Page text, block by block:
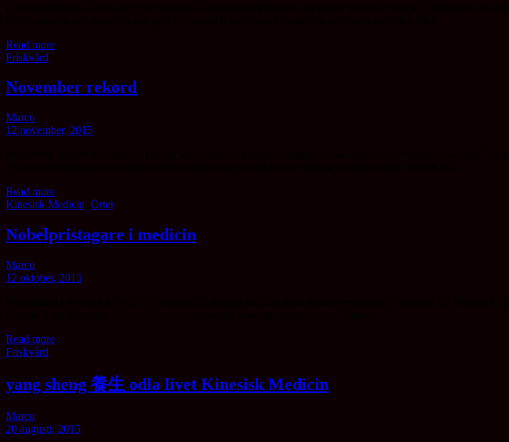
Read more
Friskvård
November rekord
Marco
12 november, 2015
Read more
Kinesisk Medicin Örter
Nobelpristagare i medicin
Marco
12 oktober, 2015
Read more
Friskvård
yang sheng 養生 odla livet Kinesisk Medicin
Marco
20 augusti, 2015